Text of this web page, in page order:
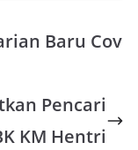
Baru Cov
Pencari
KM Hentri